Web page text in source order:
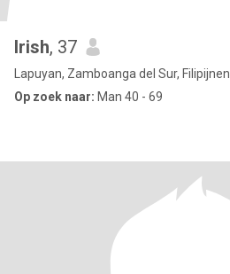
Irish, 37
Lapuyan, Zamboanga del Sur, Filipijnen
Op zoek naar: Man 40 - 69